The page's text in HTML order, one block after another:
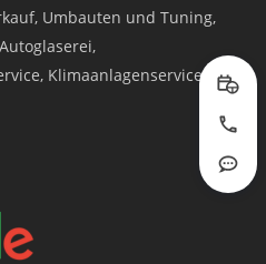
Umbauten und Tuning,
Klimaanlagenservice,
Jetzt